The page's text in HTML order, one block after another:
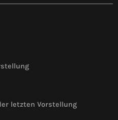
letzten Vorstellung